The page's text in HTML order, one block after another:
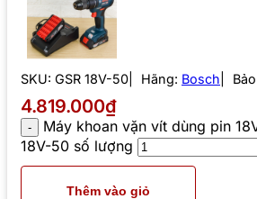
SKU: GSR 18V-50 Hãng: Bosch
4.819.000₫
Máy khoan vặn vít dùng pin
18V-50 số lượng
Thêm vào giỏ